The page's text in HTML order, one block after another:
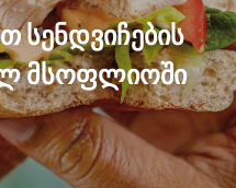
ᲡᲔᲜᲓᲕᲘᲩᲔᲑᲘᲡ
ᲛᲡᲝᲤᲚᲘᲝᲨᲘ